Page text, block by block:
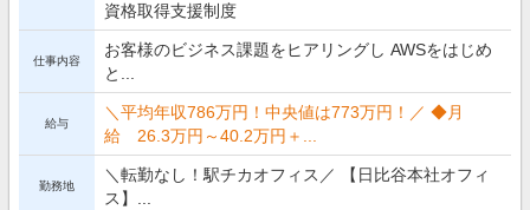
資格取得支援制度
仕事内容
お客様のビジネス課題をヒアリングし AWSをはじめ
と...
給与
＼平均年収786万円！中央値は773万円！／ ◆月
給 26.3万円～40.2万円＋...
勤務地
＼転勤なし！駅チカオフィス／ 【日比谷本社オフィ
ス】...